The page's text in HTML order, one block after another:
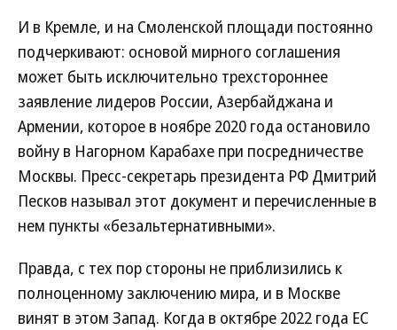
И в Кремле, и на Смоленской площади постоянно
подчеркивают: основой мирного соглашения
может быть исключительно трехстороннее
заявление лидеров России, Азербайджана и
Армении, которое в ноябре 2020 года остановило
войну в Нагорном Карабахе при посредничестве
Москвы. Пресс-секретарь президента РФ Дмитрий
Песков называл этот документ и перечисленные в
нем пункты «безальтернативными».
Правда, с тех пор стороны не приблизились к
полноценному заключению мира, и в Москве
винят в этом Запад. Когда в октябре 2022 года ЕС